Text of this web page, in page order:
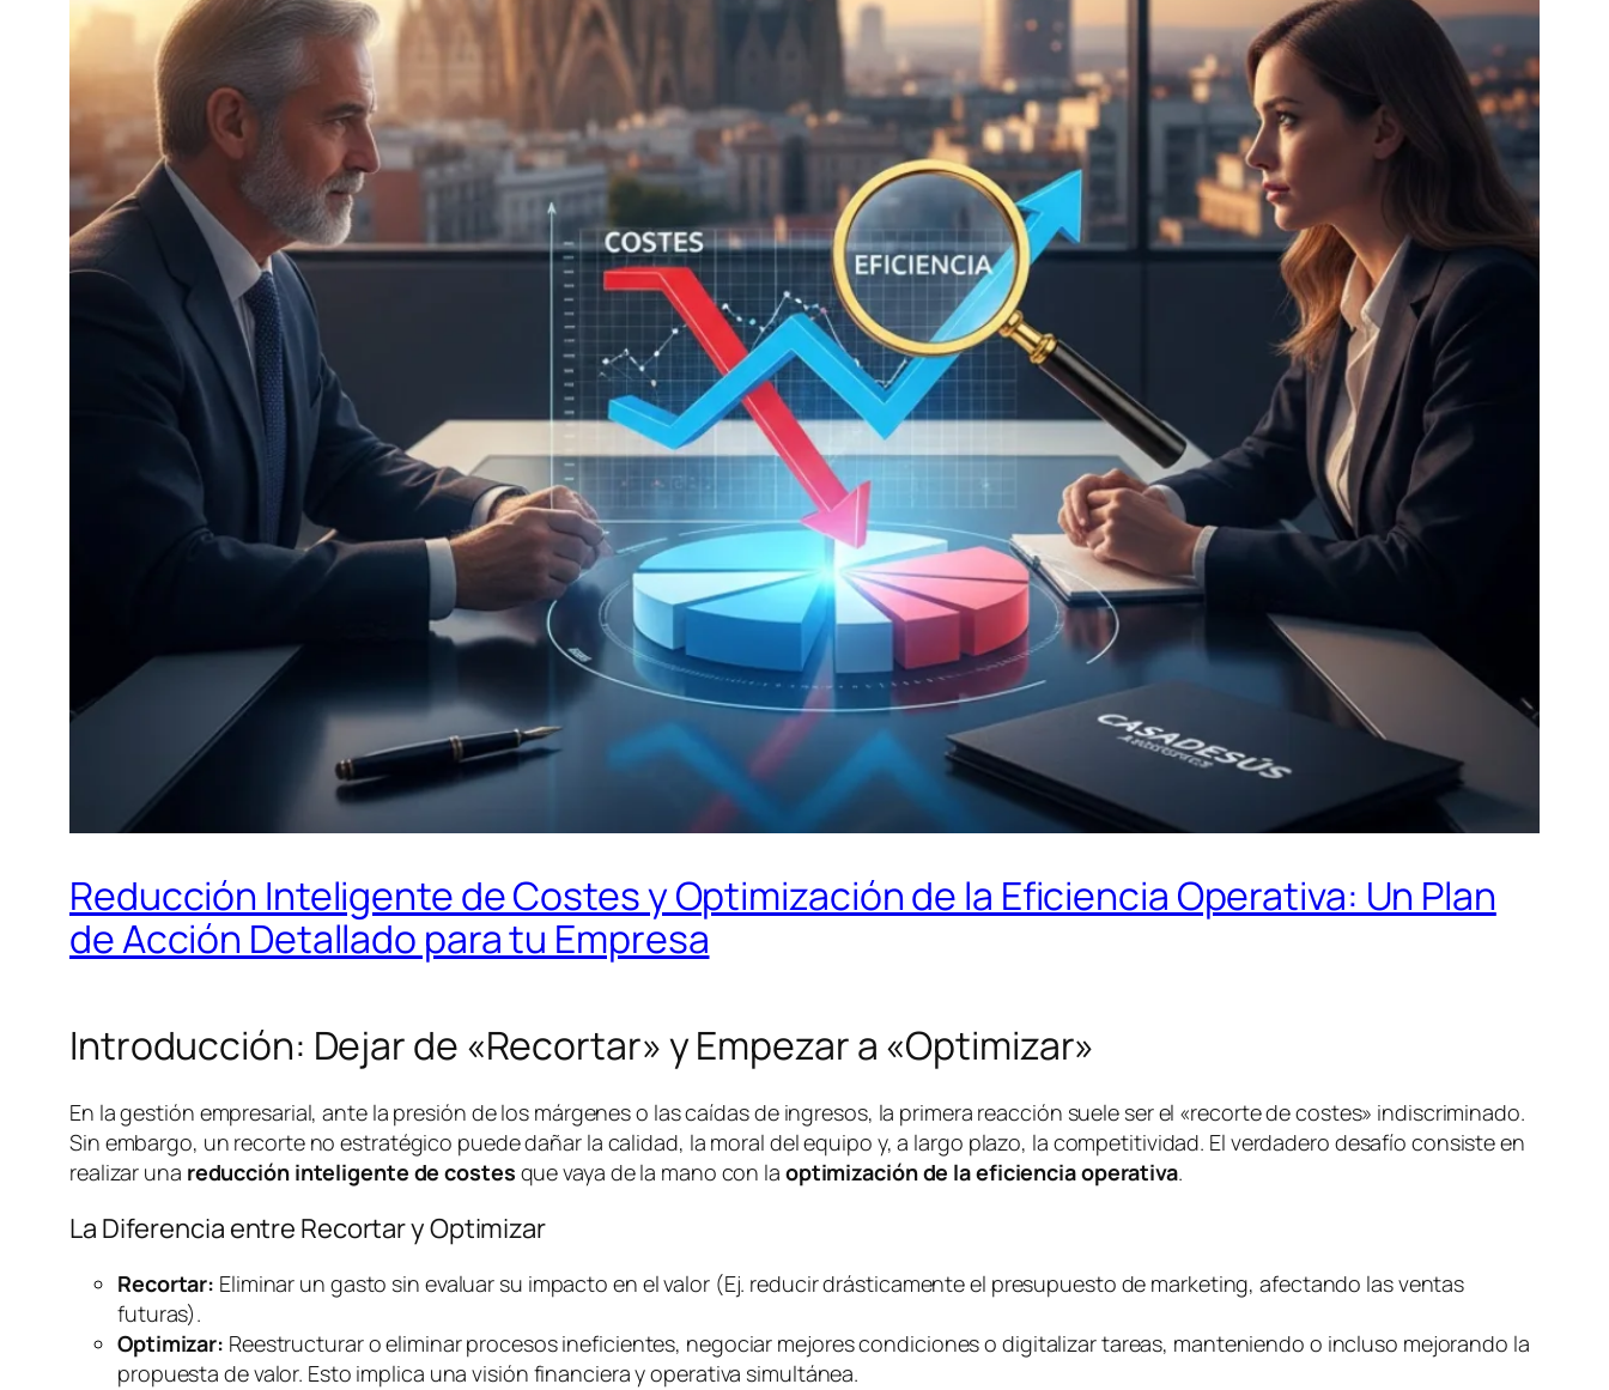
Reducción Inteligente de Costes y Optimización de la Eficiencia Operativa: Un Plan
de Acción Detallado para tu Empresa
Introducción: Dejar de «Recortar» y Empezar a «Optimizar»
En la gestión empresarial, ante la presión de los márgenes o las caídas de ingresos, la primera reacción suele ser el «recorte de costes» indiscriminado.
Sin embargo, un recorte no estratégico puede dañar la calidad, la moral del equipo y, a largo plazo, la competitividad. El verdadero desafío consiste en
realizar una reducción inteligente de costes que vaya de la mano con la optimización de la eficiencia operativa.
La Diferencia entre Recortar y Optimizar
Recortar: Eliminar un gasto sin evaluar su impacto en el valor (Ej. reducir drásticamente el presupuesto de marketing, afectando las ventas
futuras).
Optimizar: Reestructurar o eliminar procesos ineficientes, negociar mejores condiciones o digitalizar tareas, manteniendo o incluso mejorando la
propuesta de valor. Esto implica una visión financiera y operativa simultánea.